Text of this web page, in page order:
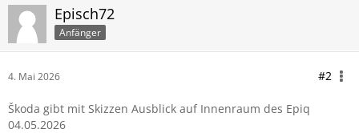
Episch72
Anfänger
4. Mai 2026 #2
Škoda gibt mit Skizzen Ausblick auf Innenraum des Epiq
04.05.2026